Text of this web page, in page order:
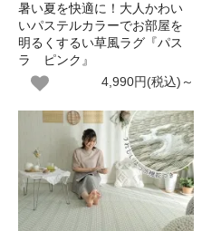
暑い夏を快適に！大人かわい
いパステルカラーでお部屋を
明るくするい草風ラグ『パス
ラ ピンク』
4,990円(税込)～